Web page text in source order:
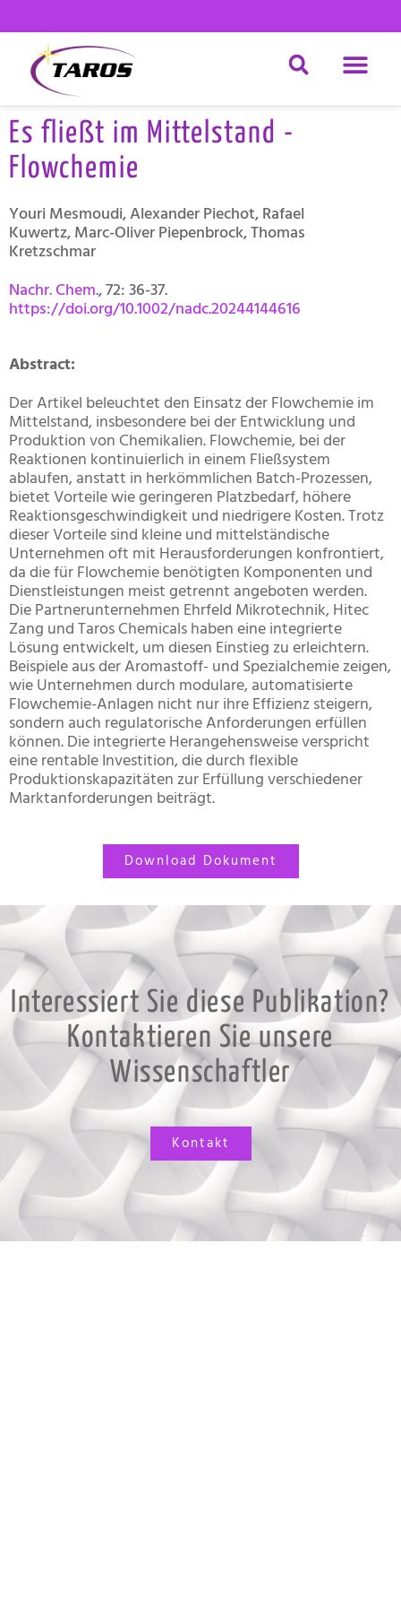
Inhalt
springen
Es fließt im Mittelstand -
Flowchemie
Youri Mesmoudi,Alexander Piechot, Rafael
Kuwertz, Marc-Oliver Piepenbrock,Thomas
Kretzschmar
Nachr. Chem., 72: 36-37.
https://doi.org/10.1002/nadc.20244144616
Abstract:
Der Artikel beleuchtet den Einsatz der Flowchemie im
Mittelstand, insbesondere bei der Entwicklung und
Produktion von Chemikalien. Flowchemie, bei der
Reaktionen kontinuierlich in einem Fließsystem
ablaufen, anstatt in herkömmlichen Batch-Prozessen,
bietet Vorteile wie geringeren Platzbedarf, höhere
Reaktionsgeschwindigkeit und niedrigere Kosten. Trotz
dieser Vorteile sind kleine und mittelständische
Unternehmen oft mit Herausforderungen konfrontiert,
da die für Flowchemie benötigten Komponenten und
Dienstleistungen meist getrennt angeboten werden.
Die Partnerunternehmen Ehrfeld Mikrotechnik, Hitec
Zang und Taros Chemicals haben eine integrierte
Lösung entwickelt, um diesen Einstieg zu erleichtern.
Beispiele aus der Aromastoff- und Spezialchemie zeigen,
wie Unternehmen durch modulare, automatisierte
Flowchemie-Anlagen nicht nur ihre Effizienz steigern,
sondern auch regulatorische Anforderungen erfüllen
können. Die integrierte Herangehensweise verspricht
eine rentable Investition, die durch flexible
Produktionskapazitäten zur Erfüllung verschiedener
Marktanforderungen beiträgt.
Download Dokument
Interessiert Sie diese Publikation?
Kontaktieren Sie unsere
Wissenschaftler
Kontakt